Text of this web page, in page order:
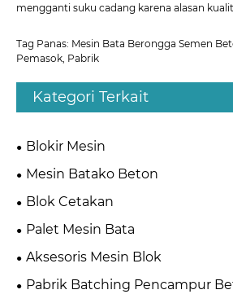
mengganti suku cadang karena alasan
Tag Panas: Mesin Bata Berongga Semen
Pemasok, Pabrik
Kategori Terkait
Blokir Mesin
Mesin Batako Beton
Blok Cetakan
Palet Mesin Bata
Aksesoris Mesin Blok
Pabrik Batching Pencampur